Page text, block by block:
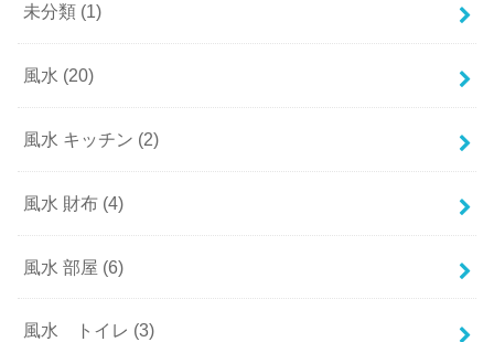
未分類 (1)
風水 (20)
風水 キッチン (2)
風水 財布 (4)
風水 部屋 (6)
風水 トイレ (3)